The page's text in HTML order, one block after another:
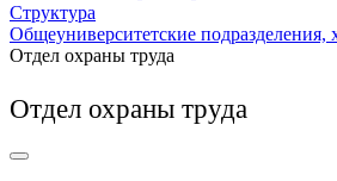
Структура
Общеуниверситетские подразделения,
Отдел охраны труда
Отдел охраны труда